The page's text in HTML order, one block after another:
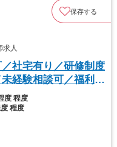
保存する
人
／社宅有り／研修制度
経験相談可／福利厚
度 程度
程度